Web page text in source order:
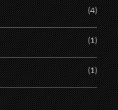
(4)
(1)
(1)